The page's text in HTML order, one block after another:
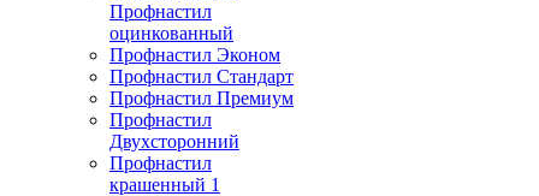
Профнастил
оцинкованный
Профнастил Эконом
Профнастил Стандарт
Профнастил Премиум
Профнастил
Двухсторонний
Профнастил
крашенный 1